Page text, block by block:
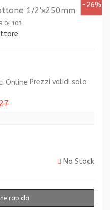
-26%
1/2'x250mm
Prezzi validi solo
No Stock
rapida